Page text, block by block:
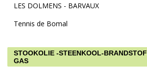
LES DOLMENS - BARVAUX
Tennis de Bomal
STOOKOLIE -STEENKOOL-BRANDSTOFFEN -
GAS